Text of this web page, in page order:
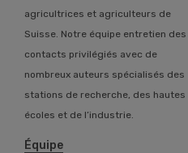
agricultrices et agriculteurs de
Suisse. Notre équipe entretien des
contacts privilégiés avec de
nombreux auteurs spécialisés des
stations de recherche, des hautes
écoles et de l’industrie.
Équipe